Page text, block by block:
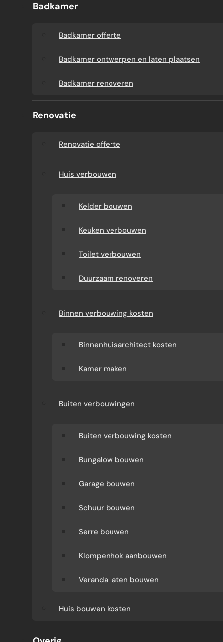
Badkamer
Badkamer offerte
Badkamer ontwerpen en laten plaatsen
Badkamer renoveren
Renovatie
Renovatie offerte
Huis verbouwen
Kelder bouwen
Keuken verbouwen
Toilet verbouwen
Duurzaam renoveren
Binnen verbouwing kosten
Binnenhuisarchitect kosten
Kamer maken
Buiten verbouwingen
Buiten verbouwing kosten
Bungalow bouwen
Garage bouwen
Schuur bouwen
Serre bouwen
Klompenhok aanbouwen
Veranda laten bouwen
Huis bouwen kosten
MODERNE AANBOUW OUD
versterken, maar ook genadeloos